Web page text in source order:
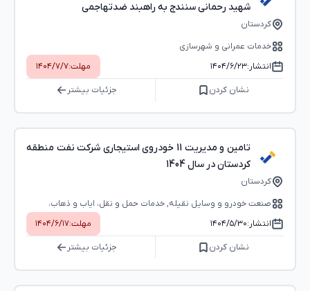
شهید رحمانی سنندج به راهبند ضدتهاجمی
کردستان
خدمات عمرانی و شهرسازی
انتشار:۱۴۰۴/۶/۲۳ مهلت:۱۴۰۴/۷/۷
نشان کردن جزئیات بیشتر
تامین و مدیریت 11 خودروی استیجاری شرکت نفت منطقه
کردستان در سال 1404
کردستان
صنعت خودرو و وسایل نقیله, خدمات حمل و نقل، ایاب و ذهاب،
خدمات پستی
انتشار:۱۴۰۴/۵/۳۰ مهلت:۱۴۰۴/۶/۱۷
نشان کردن جزئیات بیشتر